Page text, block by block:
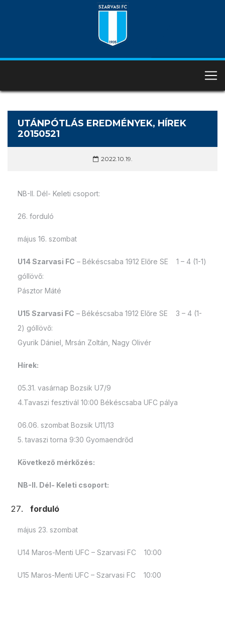
UTÁNPÓTLÁS EREDMÉNYEK, HÍREK
20150521
2022.10.19.
NB-II. Dél- Keleti csoport:
26. forduló
május 16. szombat
U14 Szarvasi FC – Békéscsaba 1912 Előre SE 1 – 4 (1-1)
góllövő:
Pásztor Máté
U15 Szarvasi FC – Békéscsaba 1912 Előre SE 3 – 4 (1-
2) góllövő:
Gyurik Dániel, Mrsán Zoltán, Nagy Olivér
Hírek:
05.31. vasárnap Bozsik U7/9
4.Tavaszi fesztivál 10:00 Békéscsaba UFC pálya
06.06. szombat Bozsik U11/13
5. tavaszi torna 9:30 Gyomaendrőd
Következő mérkőzés:
NB-II. Dél- Keleti csoport:
forduló
május 23. szombat
U14 Maros-Menti UFC – Szarvasi FC 10:00
U15 Maros-Menti UFC – Szarvasi FC 10:00